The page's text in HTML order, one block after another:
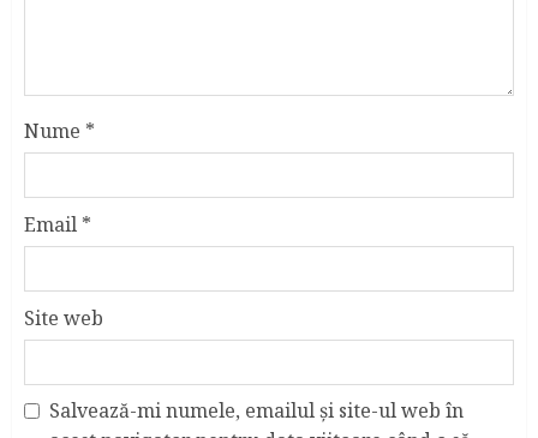
Nume *
Email *
Site web
Salvează-mi numele, emailul și site-ul web în